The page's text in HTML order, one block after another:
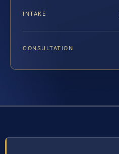
INTAKE
CONSULTATION